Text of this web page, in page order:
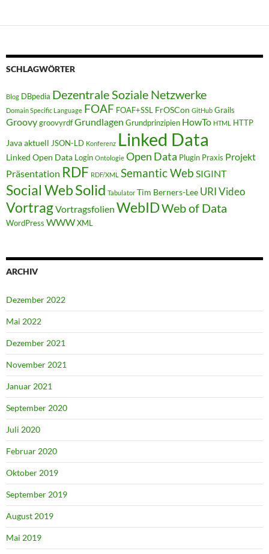
SCHLAGWÖRTER
Blog DBpedia Dezentrale Soziale Netzwerke
Domain Specific Language FOAF FOAF+SSL FrOSCon GitHub Grails
GroovygroovyrdfGrundlagen Grundprinzipien HowTo HTML HTTP
Java aktuell JSON-LD Konferenz Linked Data
Linked Open Data Login Ontologie Open Data Plugin Praxis Projekt
Präsentation RDF RDF/XML Semantic Web SIGINT
Social WebSolid Tabulator Tim Berners-Lee URIVideo
VortragVortragsfolien WebIDWeb of Data
WordPress WWWXML
ARCHIV
Dezember 2022
Mai 2022
Dezember 2021
November 2021
Januar 2021
September 2020
Juli 2020
Februar 2020
Oktober 2019
September 2019
August 2019
Mai 2019